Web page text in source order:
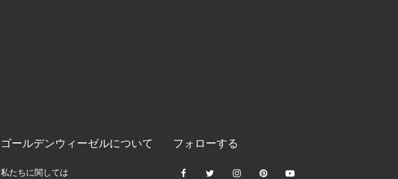
ゴールデンウィーゼルについて
私たちに関しては
フォローする